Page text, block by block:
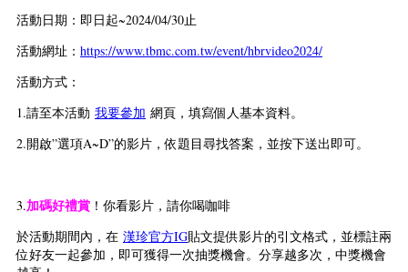
活動日期：即日起~2024/04/30止
活動網址： https://www.tbmc.com.tw/event/hbrvideo2024/
活動方式：
1.請至本活動 我要參加 網頁，填寫個人基本資料。
2.開啟”選項A~D”的影片，依題目尋找答案，並按下送出即可。
3.加碼好禮賞 ！你看影片，請你喝咖啡
於活動期間內，在 漢珍官方IG貼文提供影片的引文格式，並標註兩
位好友一起參加，即可獲得一次抽獎機會。分享越多次，中獎機會